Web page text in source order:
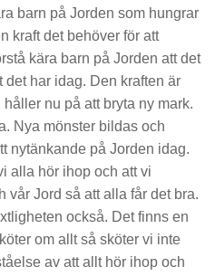
barn på Jorden som hungrar
kraft det behöver för att
kära barn på Jorden att det
har idag. Den kraften är
nu på att bryta ny mark.
Nya mönster bildas och
nytänkande på Jorden idag.
alla hör ihop och att vi
vår Jord så att alla får det bra.
också. Det finns en
om allt så sköter vi inte
av att allt hör ihop och